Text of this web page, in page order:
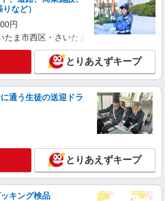
など）
円
たま市西区・さいたま市岩槻区・久喜市・
とりあえずキープ
通う生徒の送迎ドラ
とりあえずキープ
キング検品